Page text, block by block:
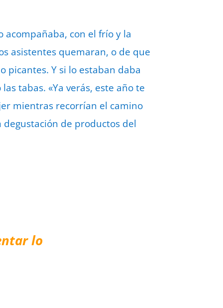
acompañaba, con el frío y la
asistentes quemaran, o de que
picantes. Y si lo estaban daba
tabas. «Ya verás, este año te
mientras recorrían el camino
degustación de productos del
lo